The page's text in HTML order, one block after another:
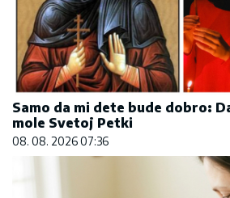
Samo da mi dete bude dobro:
mole Svetoj Petki
08. 08. 2026 07:36